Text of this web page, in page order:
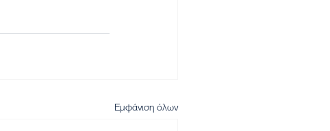
Εμφάνιση όλων